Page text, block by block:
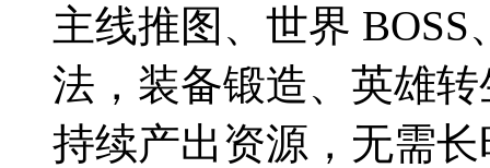
主线推图、世界
法，装备锻造、英雄
持续产出资源，无需